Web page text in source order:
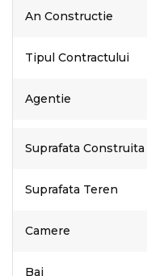
An Constructie
Tipul Contractului
Agentie
Suprafata Construita
Suprafata Teren
Camere
Bai